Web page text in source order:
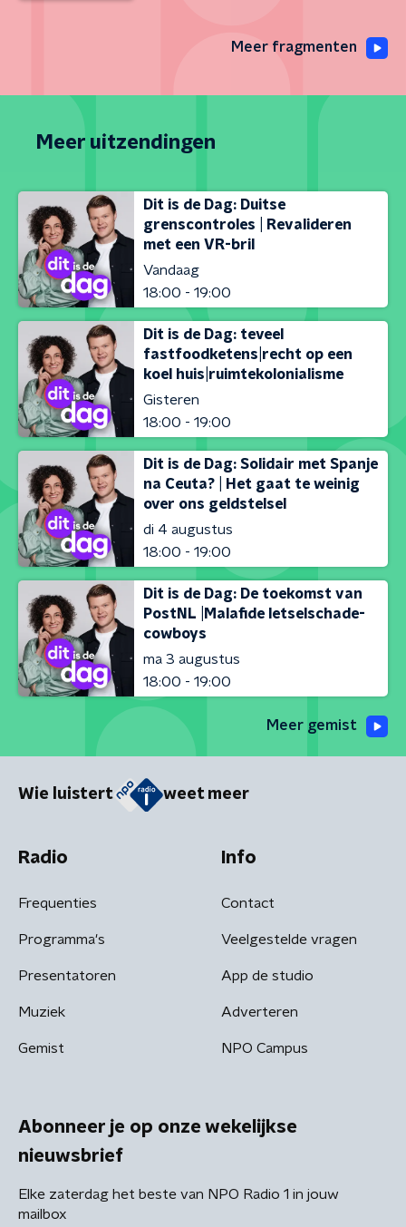
Meer fragmenten
Meer uitzendingen
Dit is de Dag: Duitse
grenscontroles | Revalideren
met een VR-bril
Vandaag
18:00 - 19:00
Dit is de Dag: teveel
fastfoodketens|recht op een
koel huis|ruimtekolonialisme
Gisteren
18:00 - 19:00
Dit is de Dag: Solidair met Spanje
na Ceuta? | Het gaat te weinig
over ons geldstelsel
di 4 augustus
18:00 - 19:00
Dit is de Dag: De toekomst van
PostNL |Malafide letselschade-
cowboys
ma 3 augustus
18:00 - 19:00
Meer gemist
Wie luistert weet meer
Radio
Frequenties
Programma's
Presentatoren
Muziek
Gemist
Info
Contact
Veelgestelde vragen
App de studio
Adverteren
NPO Campus
Abonneer je op onze wekelijkse
nieuwsbrief
Elke zaterdag het beste van NPO Radio 1 in jouw
mailbox